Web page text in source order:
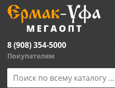
8 (908) 354-5000
Покупателям